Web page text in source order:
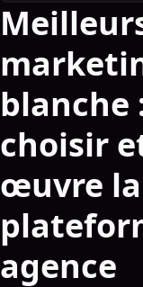
blanche
choisir
œuvre
agence